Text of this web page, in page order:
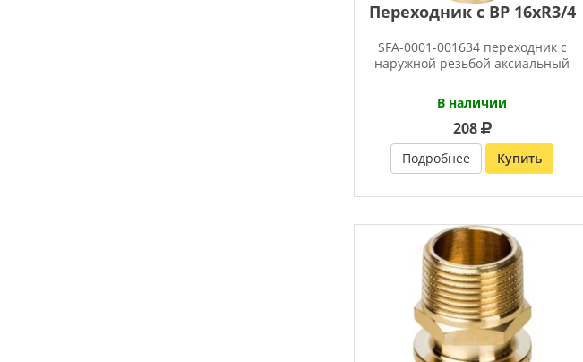
Переходник с ВР 16хR3/4
SFA-0001-001634 переходник с
наружной резьбой аксиальный
В наличии
208
Подробнее Купить